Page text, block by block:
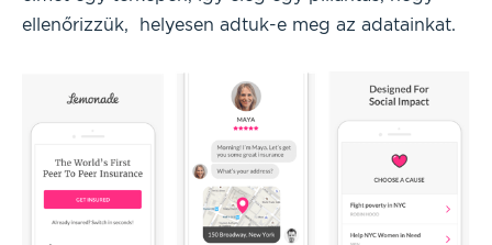
ellenőrizzük, helyesen adtuk-e meg az adatainkat.